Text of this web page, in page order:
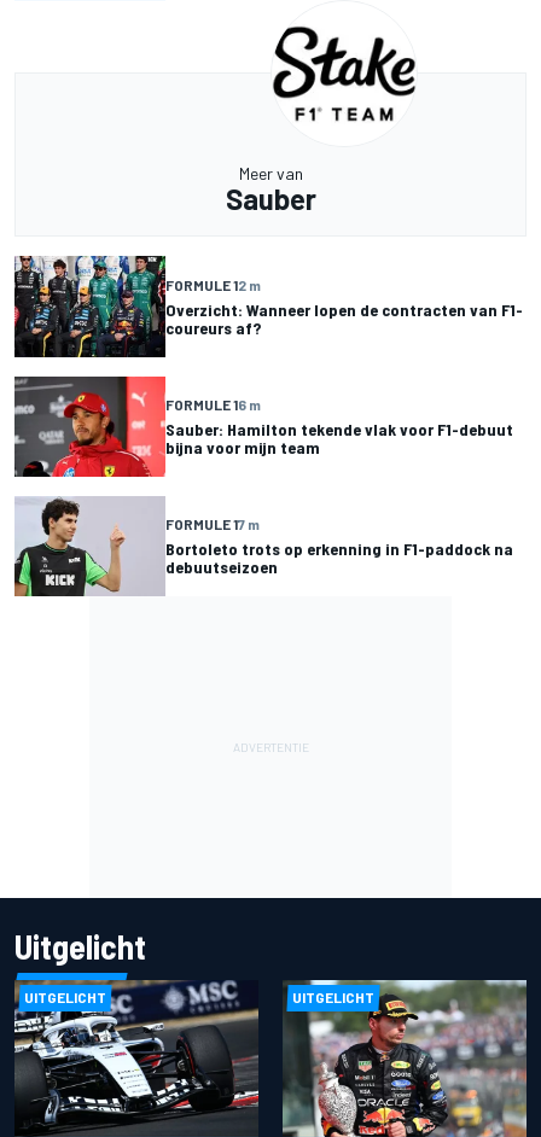
Meer van
Sauber
FORMULE 12 m
Overzicht: Wanneer lopen de contracten van F1-
coureurs af?
FORMULE 16 m
Sauber: Hamilton tekende vlak voor F1-debuut
bijna voor mijn team
FORMULE 17 m
Bortoleto trots op erkenning in F1-paddock na
debuutseizoen
Uitgelicht
UITGELICHT UITGELICHT